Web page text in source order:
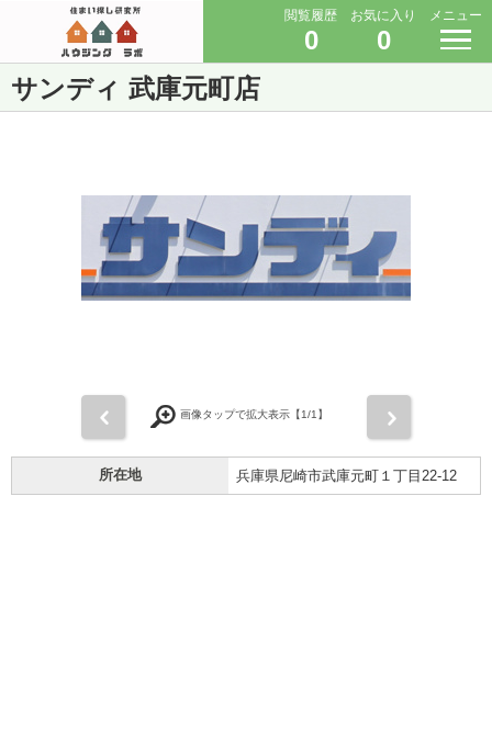
閲覧履歴
0
お気に入り
0
メニュー
サンディ 武庫元町店
画像タップで拡大表示【1/1】
所在地 兵庫県尼崎市武庫元町１丁目22-12